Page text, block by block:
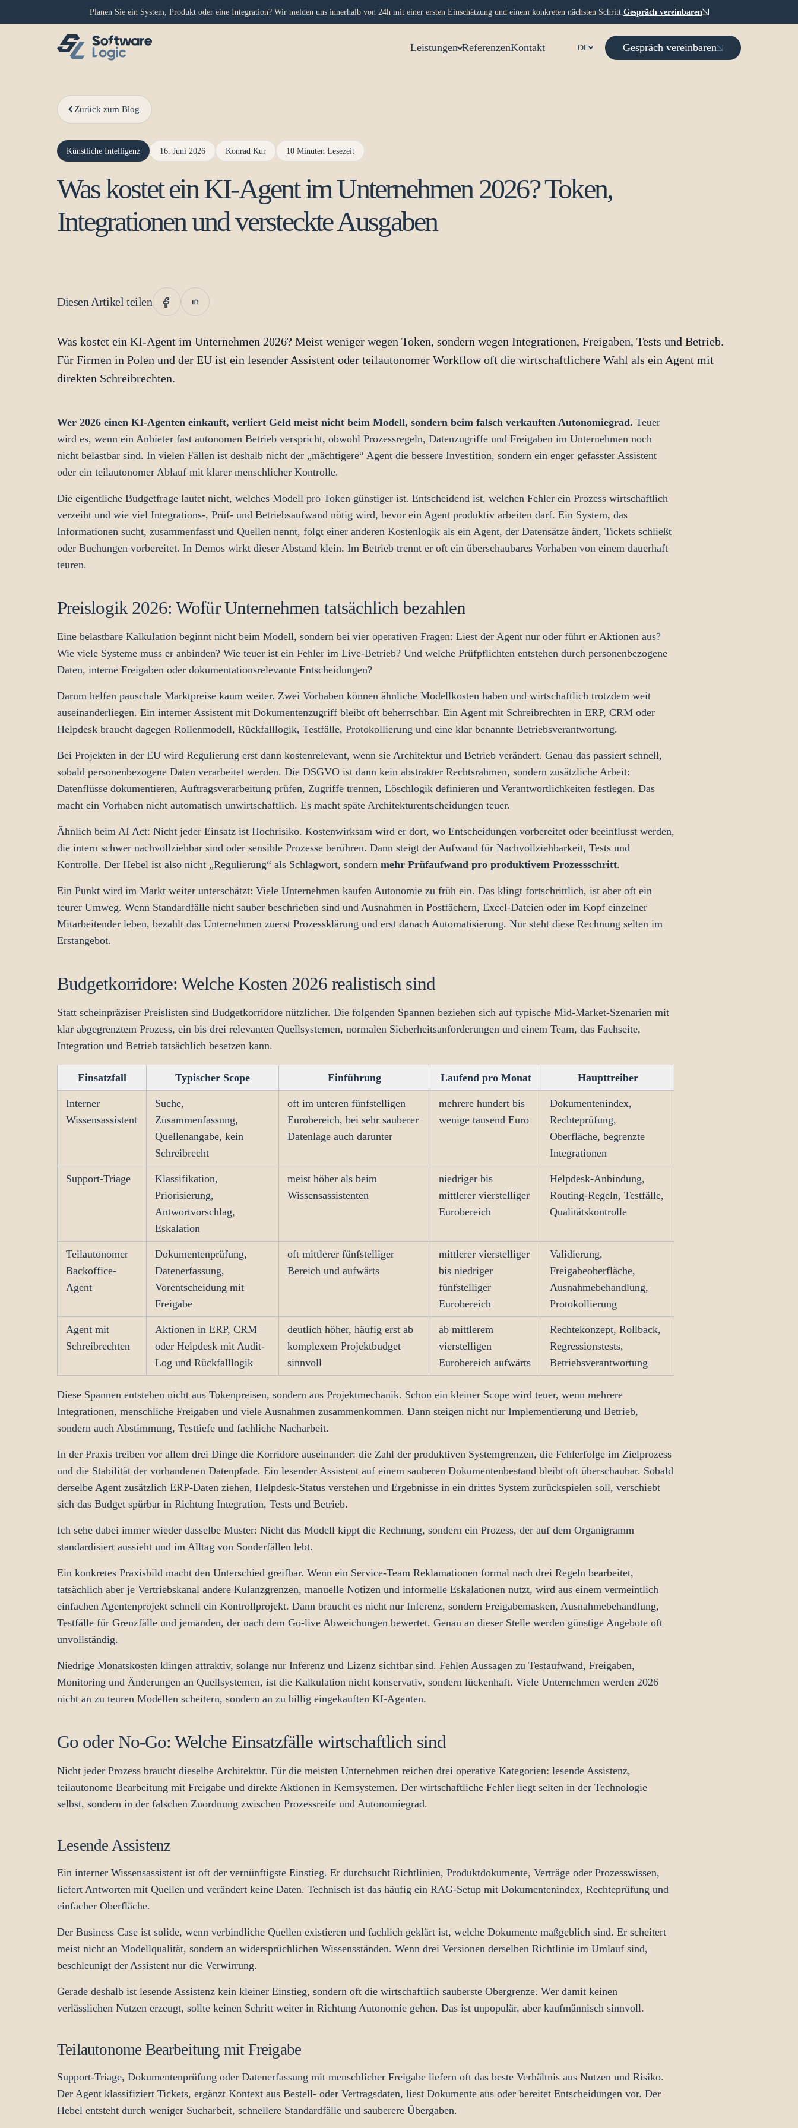
Planen Sie ein System, Produkt oder eine Integration? Wir melden uns innerhalb von 24h mit einer ersten Einschätzung und einem konkreten nächsten Schritt. Gespräch vereinbaren
Leistungen ReferenzenKontakt DE Gespräch vereinbaren
Zurück zum Blog
Künstliche Intelligenz 16. Juni 2026 Konrad Kur 10 Minuten Lesezeit
Was kostet ein KI-Agent im Unternehmen 2026? Token,
Integrationen und versteckte Ausgaben
Diesen Artikel teilen
Was kostet ein KI-Agent im Unternehmen 2026? Meist weniger wegen Token, sondern wegen Integrationen, Freigaben, Tests und Betrieb.
Für Firmen in Polen und der EU ist ein lesender Assistent oder teilautonomer Workflow oft die wirtschaftlichere Wahl als ein Agent mit
direkten Schreibrechten.
Wer 2026 einen KI-Agenten einkauft, verliert Geld meist nicht beim Modell, sondern beim falsch verkauften Autonomiegrad. Teuer
wird es, wenn ein Anbieter fast autonomen Betrieb verspricht, obwohl Prozessregeln, Datenzugriffe und Freigaben im Unternehmen noch
nicht belastbar sind. In vielen Fällen ist deshalb nicht der „mächtigere“ Agent die bessere Investition, sondern ein enger gefasster Assistent
oder ein teilautonomer Ablauf mit klarer menschlicher Kontrolle.
Die eigentliche Budgetfrage lautet nicht, welches Modell pro Token günstiger ist. Entscheidend ist, welchen Fehler ein Prozess wirtschaftlich
verzeiht und wie viel Integrations-, Prüf- und Betriebsaufwand nötig wird, bevor ein Agent produktiv arbeiten darf. Ein System, das
Informationen sucht, zusammenfasst und Quellen nennt, folgt einer anderen Kostenlogik als ein Agent, der Datensätze ändert, Tickets schließt
oder Buchungen vorbereitet. In Demos wirkt dieser Abstand klein. Im Betrieb trennt er oft ein überschaubares Vorhaben von einem dauerhaft
teuren.
Preislogik 2026: Wofür Unternehmen tatsächlich bezahlen
Eine belastbare Kalkulation beginnt nicht beim Modell, sondern bei vier operativen Fragen: Liest der Agent nur oder führt er Aktionen aus?
Wie viele Systeme muss er anbinden? Wie teuer ist ein Fehler im Live-Betrieb? Und welche Prüfpflichten entstehen durch personenbezogene
Daten, interne Freigaben oder dokumentationsrelevante Entscheidungen?
Darum helfen pauschale Marktpreise kaum weiter. Zwei Vorhaben können ähnliche Modellkosten haben und wirtschaftlich trotzdem weit
auseinanderliegen. Ein interner Assistent mit Dokumentenzugriff bleibt oft beherrschbar. Ein Agent mit Schreibrechten in ERP, CRM oder
Helpdesk braucht dagegen Rollenmodell, Rückfalllogik, Testfälle, Protokollierung und eine klar benannte Betriebsverantwortung.
Bei Projekten in der EU wird Regulierung erst dann kostenrelevant, wenn sie Architektur und Betrieb verändert. Genau das passiert schnell,
sobald personenbezogene Daten verarbeitet werden. Die DSGVO ist dann kein abstrakter Rechtsrahmen, sondern zusätzliche Arbeit:
Datenflüsse dokumentieren, Auftragsverarbeitung prüfen, Zugriffe trennen, Löschlogik definieren und Verantwortlichkeiten festlegen. Das
macht ein Vorhaben nicht automatisch unwirtschaftlich. Es macht späte Architekturentscheidungen teuer.
Ähnlich beim AI Act: Nicht jeder Einsatz ist Hochrisiko. Kostenwirksam wird er dort, wo Entscheidungen vorbereitet oder beeinflusst werden,
die intern schwer nachvollziehbar sind oder sensible Prozesse berühren. Dann steigt der Aufwand für Nachvollziehbarkeit, Tests und
Kontrolle. Der Hebel ist also nicht „Regulierung“ als Schlagwort, sondern mehr Prüfaufwand pro produktivem Prozessschritt.
Ein Punkt wird im Markt weiter unterschätzt: Viele Unternehmen kaufen Autonomie zu früh ein. Das klingt fortschrittlich, ist aber oft ein
teurer Umweg. Wenn Standardfälle nicht sauber beschrieben sind und Ausnahmen in Postfächern, Excel-Dateien oder im Kopf einzelner
Mitarbeitender leben, bezahlt das Unternehmen zuerst Prozessklärung und erst danach Automatisierung. Nur steht diese Rechnung selten im
Erstangebot.
Budgetkorridore: Welche Kosten 2026 realistisch sind
Statt scheinpräziser Preislisten sind Budgetkorridore nützlicher. Die folgenden Spannen beziehen sich auf typische Mid-Market-Szenarien mit
klar abgegrenztem Prozess, ein bis drei relevanten Quellsystemen, normalen Sicherheitsanforderungen und einem Team, das Fachseite,
Integration und Betrieb tatsächlich besetzen kann.
Einsatzfall Typischer Scope Einführung Laufend pro Monat Haupttreiber
Interner
Wissensassistent
Suche,
Zusammenfassung,
Quellenangabe, kein
Schreibrecht
oft im unteren fünfstelligen
Eurobereich, bei sehr sauberer
Datenlage auch darunter
mehrere hundert bis
wenige tausend Euro
Dokumentenindex,
Rechteprüfung,
Oberfläche, begrenzte
Integrationen
Support-Triage
Klassifikation,
Priorisierung,
Antwortvorschlag,
Eskalation
meist höher als beim
Wissensassistenten
niedriger bis
mittlerer vierstelliger
Eurobereich
Helpdesk-Anbindung,
Routing-Regeln, Testfälle,
Qualitätskontrolle
Teilautonomer
Backoffice-
Agent
Dokumentenprüfung,
Datenerfassung,
Vorentscheidung mit
Freigabe
oft mittlerer fünfstelliger
Bereich und aufwärts
mittlerer vierstelliger
bis niedriger
fünfstelliger
Eurobereich
Validierung,
Freigabeoberfläche,
Ausnahmebehandlung,
Protokollierung
Agent mit
Schreibrechten
Aktionen in ERP, CRM
oder Helpdesk mit Audit-
Log und Rückfalllogik
deutlich höher, häufig erst ab
komplexem Projektbudget
sinnvoll
ab mittlerem
vierstelligen
Eurobereich aufwärts
Rechtekonzept, Rollback,
Regressionstests,
Betriebsverantwortung
Diese Spannen entstehen nicht aus Tokenpreisen, sondern aus Projektmechanik. Schon ein kleiner Scope wird teuer, wenn mehrere
Integrationen, menschliche Freigaben und viele Ausnahmen zusammenkommen. Dann steigen nicht nur Implementierung und Betrieb,
sondern auch Abstimmung, Testtiefe und fachliche Nacharbeit.
In der Praxis treiben vor allem drei Dinge die Korridore auseinander: die Zahl der produktiven Systemgrenzen, die Fehlerfolge im Zielprozess
und die Stabilität der vorhandenen Datenpfade. Ein lesender Assistent auf einem sauberen Dokumentenbestand bleibt oft überschaubar. Sobald
derselbe Agent zusätzlich ERP-Daten ziehen, Helpdesk-Status verstehen und Ergebnisse in ein drittes System zurückspielen soll, verschiebt
sich das Budget spürbar in Richtung Integration, Tests und Betrieb.
Ich sehe dabei immer wieder dasselbe Muster: Nicht das Modell kippt die Rechnung, sondern ein Prozess, der auf dem Organigramm
standardisiert aussieht und im Alltag von Sonderfällen lebt.
Ein konkretes Praxisbild macht den Unterschied greifbar. Wenn ein Service-Team Reklamationen formal nach drei Regeln bearbeitet,
tatsächlich aber je Vertriebskanal andere Kulanzgrenzen, manuelle Notizen und informelle Eskalationen nutzt, wird aus einem vermeintlich
einfachen Agentenprojekt schnell ein Kontrollprojekt. Dann braucht es nicht nur Inferenz, sondern Freigabemasken, Ausnahmebehandlung,
Testfälle für Grenzfälle und jemanden, der nach dem Go-live Abweichungen bewertet. Genau an dieser Stelle werden günstige Angebote oft
unvollständig.
Niedrige Monatskosten klingen attraktiv, solange nur Inferenz und Lizenz sichtbar sind. Fehlen Aussagen zu Testaufwand, Freigaben,
Monitoring und Änderungen an Quellsystemen, ist die Kalkulation nicht konservativ, sondern lückenhaft. Viele Unternehmen werden 2026
nicht an zu teuren Modellen scheitern, sondern an zu billig eingekauften KI-Agenten.
Go oder No-Go: Welche Einsatzfälle wirtschaftlich sind
Nicht jeder Prozess braucht dieselbe Architektur. Für die meisten Unternehmen reichen drei operative Kategorien: lesende Assistenz,
teilautonome Bearbeitung mit Freigabe und direkte Aktionen in Kernsystemen. Der wirtschaftliche Fehler liegt selten in der Technologie
selbst, sondern in der falschen Zuordnung zwischen Prozessreife und Autonomiegrad.
Lesende Assistenz
Ein interner Wissensassistent ist oft der vernünftigste Einstieg. Er durchsucht Richtlinien, Produktdokumente, Verträge oder Prozesswissen,
liefert Antworten mit Quellen und verändert keine Daten. Technisch ist das häufig ein RAG-Setup mit Dokumentenindex, Rechteprüfung und
einfacher Oberfläche.
Der Business Case ist solide, wenn verbindliche Quellen existieren und fachlich geklärt ist, welche Dokumente maßgeblich sind. Er scheitert
meist nicht an Modellqualität, sondern an widersprüchlichen Wissensständen. Wenn drei Versionen derselben Richtlinie im Umlauf sind,
beschleunigt der Assistent nur die Verwirrung.
Gerade deshalb ist lesende Assistenz kein kleiner Einstieg, sondern oft die wirtschaftlich sauberste Obergrenze. Wer damit keinen
verlässlichen Nutzen erzeugt, sollte keinen Schritt weiter in Richtung Autonomie gehen. Das ist unpopulär, aber kaufmännisch sinnvoll.
Teilautonome Bearbeitung mit Freigabe
Support-Triage, Dokumentenprüfung oder Datenerfassung mit menschlicher Freigabe liefern oft das beste Verhältnis aus Nutzen und Risiko.
Der Agent klassifiziert Tickets, ergänzt Kontext aus Bestell- oder Vertragsdaten, liest Dokumente aus oder bereitet Entscheidungen vor. Der
Hebel entsteht durch weniger Sucharbeit, schnellere Standardfälle und sauberere Übergaben.